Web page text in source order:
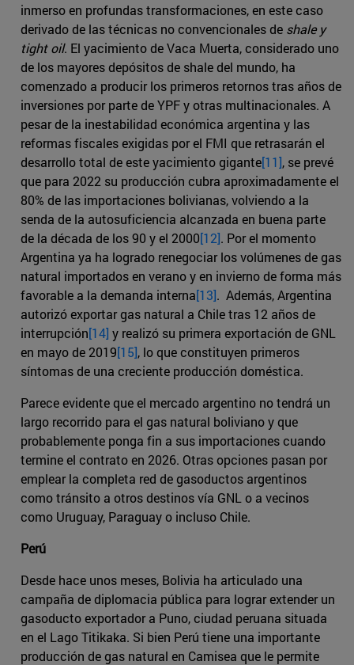
inmerso en profundas transformaciones, en este caso
derivado de las técnicas no convencionales de shale y
tight oil. El yacimiento de Vaca Muerta, considerado uno
de los mayores depósitos de shale del mundo, ha
comenzado a producir los primeros retornos tras años de
inversiones por parte de YPF y otras multinacionales. A
pesar de la inestabilidad económica argentina y las
reformas fiscales exigidas por el FMI que retrasarán el
desarrollo total de este yacimiento gigante[11], se prevé
que para 2022 su producción cubra aproximadamente el
80% de las importaciones bolivianas, volviendo a la
senda de la autosuficiencia alcanzada en buena parte
de la década de los 90 y el 2000[12]. Por el momento
Argentina ya ha logrado renegociar los volúmenes de gas
natural importados en verano y en invierno de forma más
favorable a la demanda interna[13]. Además, Argentina
autorizó exportar gas natural a Chile tras 12 años de
interrupción[14] y realizó su primera exportación de GNL
en mayo de 2019[15], lo que constituyen primeros
síntomas de una creciente producción doméstica.
Parece evidente que el mercado argentino no tendrá un
largo recorrido para el gas natural boliviano y que
probablemente ponga fin a sus importaciones cuando
termine el contrato en 2026. Otras opciones pasan por
emplear la completa red de gasoductos argentinos
como tránsito a otros destinos vía GNL o a vecinos
como Uruguay, Paraguay o incluso Chile.
Perú
Desde hace unos meses, Bolivia ha articulado una
campaña de diplomacia pública para lograr extender un
gasoducto exportador a Puno, ciudad peruana situada
en el Lago Titikaka. Si bien Perú tiene una importante
producción de gas natural en Camisea que le permite